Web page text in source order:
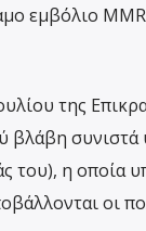
εμβόλιο
της
συνιστά
η οποία
οι